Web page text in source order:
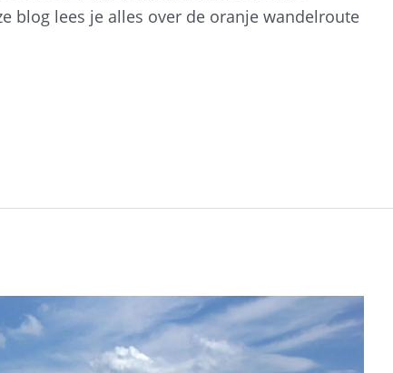
blog lees je alles over de oranje wandelroute